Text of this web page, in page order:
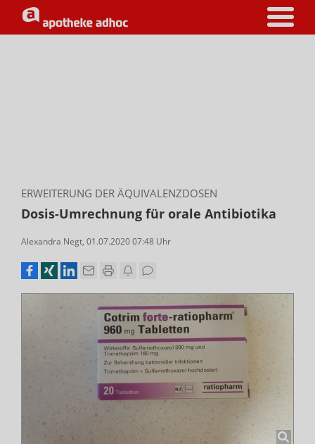
ERWEITERUNG DER ÄQUIVALENZDOSEN
Dosis-Umrechnung für orale Antibiotika
Alexandra Negt, 01.07.2020 07:48 Uhr